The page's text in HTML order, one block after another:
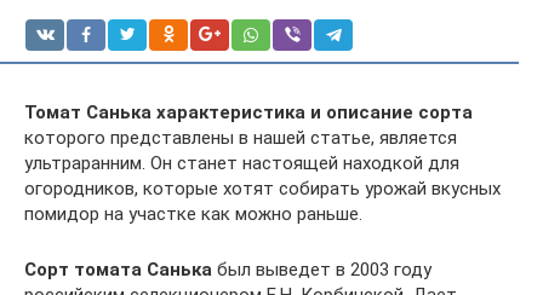
Томат Санька характеристика и описание сорта
которого представлены в нашей статье, является
ультраранним. Он станет настоящей находкой для
огородников, которые хотят собирать урожай вкусных
помидор на участке как можно раньше.
Сорт томата Санька был выведет в 2003 году